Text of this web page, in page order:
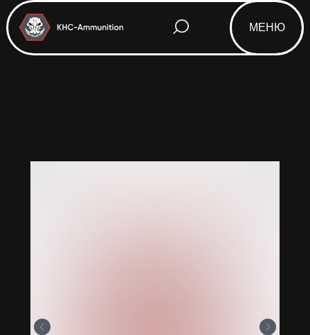
МЕНЮ
Html code will be here